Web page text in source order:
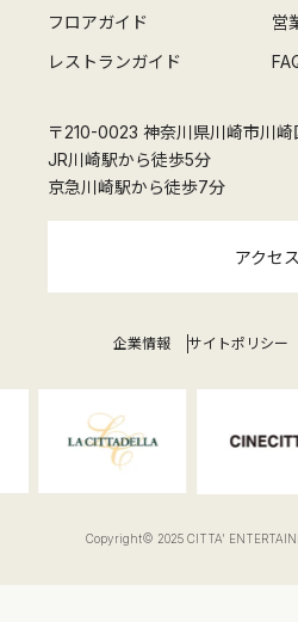
フロアガイド
営
レストランガイド
〒210-0023 神奈川県川崎市川崎
JR川崎駅から徒歩5分
京急川崎駅から徒歩7分
アクセス
企業情報 サイトポリシー
Copyright© 2025 CITTA'